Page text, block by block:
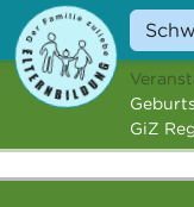
Angebote
Veranstaltungen
GiZ